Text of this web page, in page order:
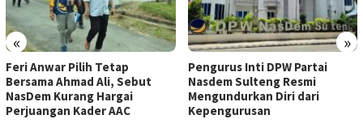
« »
Feri Anwar Pilih Tetap
Bersama Ahmad Ali, Sebut
NasDem Kurang Hargai
Perjuangan Kader AAC
Pengurus Inti DPW Partai
Nasdem Sulteng Resmi
Mengundurkan Diri dari
Kepengurusan